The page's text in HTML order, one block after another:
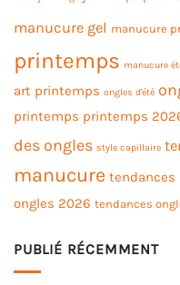
manucure gel manucure
printemps manucure
art printemps ongles d'été
printemps printemps
des ongles style capillaire
manucure tendances
ongles 2026 tendances
PUBLIÉ RÉCEMMENT